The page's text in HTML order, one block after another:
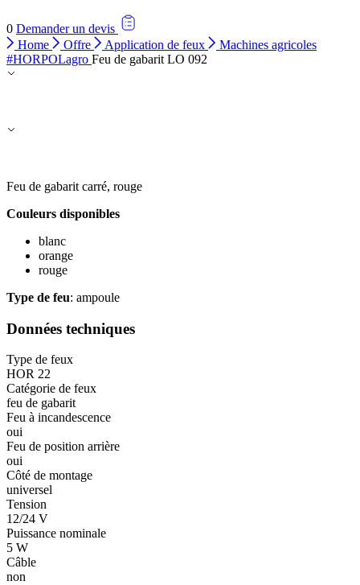
0 Demander un devis
Home
Offre Application de feux
Machines agricoles
#HORPOLagro Feu de gabarit LO 092
Feu de gabarit carré, rouge
Couleurs disponibles
blanc
orange
rouge
Type de feu: ampoule
Données techniques
Type de feux
HOR 22
Catégorie de feux
feu de gabarit
Feu à incandescence
oui
Feu de position arrière
oui
Côté de montage
universel
Tension
12/24 V
Puissance nominale
5 W
Câble
non